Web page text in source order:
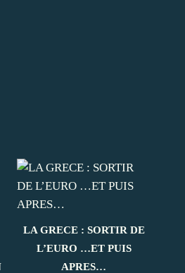
LA GRECE : SORTIR DE
L’EURO …ET PUIS
APRES…